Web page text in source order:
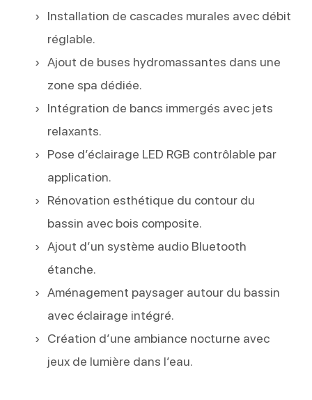
Installation de cascades murales avec débit
réglable.
Ajout de buses hydromassantes dans une
zone spa dédiée.
Intégration de bancs immergés avec jets
relaxants.
Pose d’éclairage LED RGB contrôlable par
application.
Rénovation esthétique du contour du
bassin avec bois composite.
Ajout d’un système audio Bluetooth
étanche.
Aménagement paysager autour du bassin
avec éclairage intégré.
Création d’une ambiance nocturne avec
jeux de lumière dans l’eau.